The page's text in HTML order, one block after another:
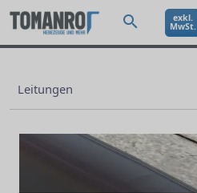
exkl.
MwSt.
Leitungen